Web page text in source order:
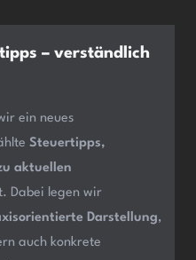
– verständlich
ein neues
Steuertipps,
aktuellen
Dabei legen wir
Darstellung,
auch konkrete